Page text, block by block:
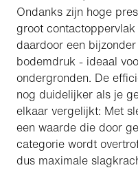
Ondanks zijn hoge
groot
daardoor een
bodemdruk - ideaal
ondergronden. De
nog duidelijker als je
elkaar vergelijkt: Met
een waarde die door
categorie wordt
dus maximale